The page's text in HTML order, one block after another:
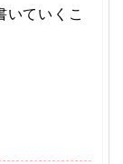
いていくこ